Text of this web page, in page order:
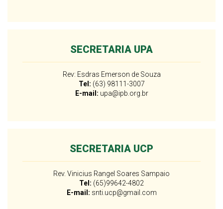
SECRETARIA UPA
Rev: Esdras Emerson de Souza
Tel: (63) 98111-3007
E-mail: upa@ipb.org.br
SECRETARIA UCP
Rev. Vinicius Rangel Soares Sampaio
Tel: (65)99642-4802
E-mail: snti.ucp@gmail.com